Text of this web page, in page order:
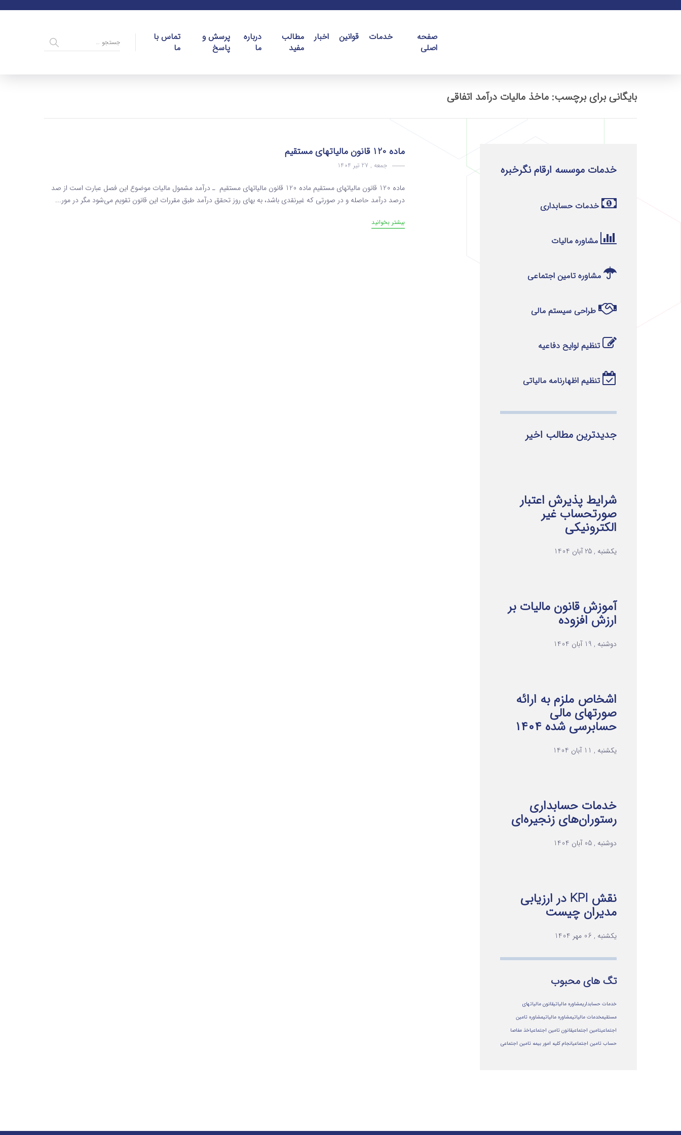
صفحه
اصلی
خدمات قوانین اخبار
مطالب
مفید
درباره
ما
پرسش و
پاسخ
تماس با
ما
بایگانی برای برچسب: ماخذ مالیات درآمد اتفاقی
ماده 120 قانون مالیاتهای مستقیم
جمعه , 27 تیر 1404
ماده 120 قانون مالیاتهای مستقیم ماده 120 قانون مالیاتهای مستقیم ـ درآمد مشمول مالیات موضوع این فصل عبارت ‌است از صد
درصد درآمد حاصله و در صورتی که غیرنقدی باشد، به ‌بهای روز تحقق درآمد طبق مقررات این قانون تقویم می‌شود مگر در مور...
بیشتر بخوانید
خدمات موسسه ارقام نگرخبره
خدمات حسابداری
مشاوره مالیات
مشاوره تامین اجتماعی
طراحی سیستم مالی
تنظیم لوایح دفاعیه
تنظیم اظهارنامه مالیاتی
جدیدترین مطالب اخیر
شرایط پذیرش اعتبار
صورتحساب غیر
الکترونیکی
یکشنبه , 25 آبان 1404
آموزش قانون مالیات بر
ارزش افزوده
دوشنبه , 19 آبان 1404
اشخاص ملزم به ارائه
صورتهای مالی
حسابرسی شده ۱۴۰۴
یکشنبه , 11 آبان 1404
خدمات حسابداری
رستوران‌های زنجیره‌ای
دوشنبه , 05 آبان 1404
نقش KPI در ارزیابی
مدیران چیست
یکشنبه , 06 مهر 1404
تگ های محبوب
خدمات حسابداریمشاوره مالیاتیقانون مالیاتهای
مستقیمخدمات مالیاتیمشاوره مالياتيمشاوره تامین
اجتماعیتامین اجتماعیقانون تامین اجتماعیاخذ مفاصا
حساب تامین اجتماعیانجام کلیه امور بیمه تامین اجتماعی